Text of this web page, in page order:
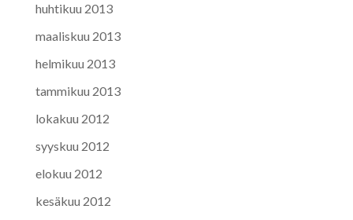
huhtikuu 2013
maaliskuu 2013
helmikuu 2013
tammikuu 2013
lokakuu 2012
syyskuu 2012
elokuu 2012
kesäkuu 2012